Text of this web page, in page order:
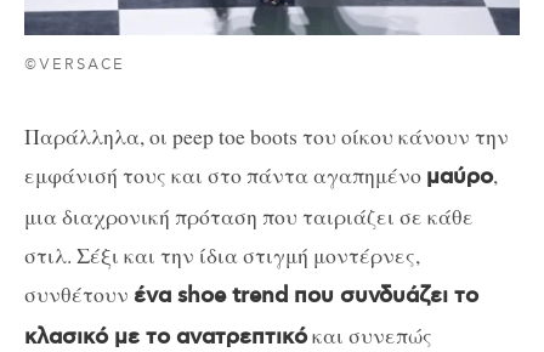
©VERSACE
Παράλληλα, οι peep toe boots του οίκου κάνουν την
εμφάνισή τους και στο πάντα αγαπημένο μαύρο,
μια διαχρονική πρόταση που ταιριάζει σε κάθε
στιλ. Σέξι και την ίδια στιγμή μοντέρνες,
συνθέτουν ένα shoe trend που συνδυάζει το
κλασικό με το ανατρεπτικόκαι συνεπώς